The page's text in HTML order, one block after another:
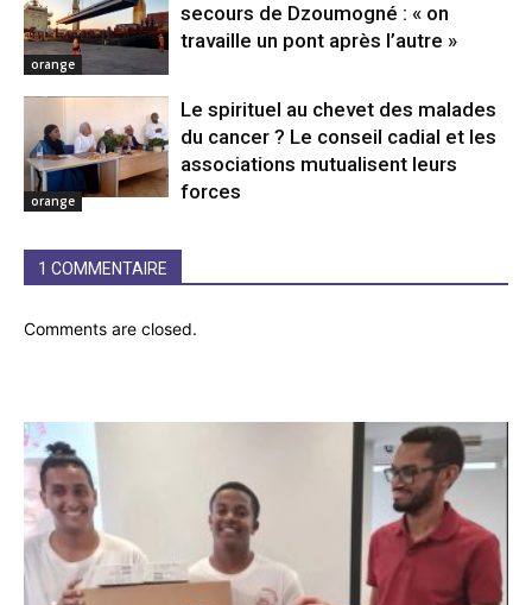
orange
secours de Dzoumogné : « on
travaille un pont après l’autre »
orange
Le spirituel au chevet des malades
du cancer ? Le conseil cadial et les
associations mutualisent leurs
forces
1 COMMENTAIRE
Comments are closed.